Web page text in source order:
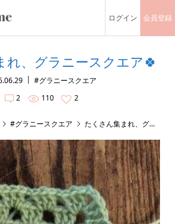
ログイン 会員登録
れ、グラニースクエア🍀︎
#グラニースクエア
2
110 2
#グラニースクエア たくさん集まれ、グラニースクエア🍀︎